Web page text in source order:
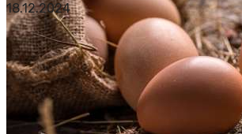
18.12.2024